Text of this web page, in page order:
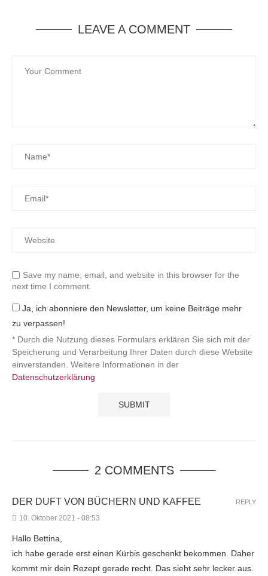
LEAVE A COMMENT
Save my name, email, and website in this browser for the
next time I comment.
Ja, ich abonniere den Newsletter, um keine Beiträge mehr
zu verpassen!
* Durch die Nutzung dieses Formulars erklären Sie sich mit der
Speicherung und Verarbeitung Ihrer Daten durch diese Website
einverstanden. Weitere Informationen in der
Datenschutzerklärung
2 COMMENTS
DER DUFT VON BÜCHERN UND KAFFEE
10. Oktober 2021 - 08:53
Hallo Bettina,
ich habe gerade erst einen Kürbis geschenkt bekommen. Daher
kommt mir dein Rezept gerade recht. Das sieht sehr lecker aus.
REPLY